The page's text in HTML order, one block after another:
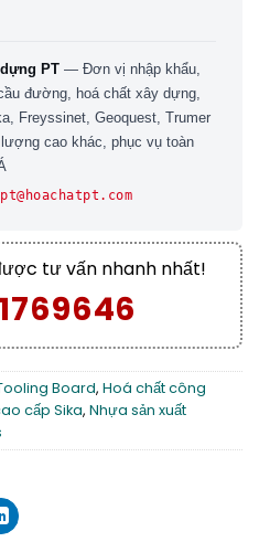
PT — Đơn vị nhập khẩu,
đường, hoá chất xây dựng,
Freyssinet, Geoquest, Trumer
cao khác, phục vụ toàn
tư vấn nhanh nhất!
Board, Hoá chất công
cấp Sika, Nhựa sản xuất